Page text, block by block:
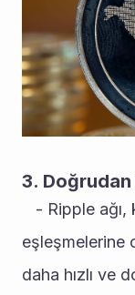
3.
eşleşmelerine
daha hızlı ve